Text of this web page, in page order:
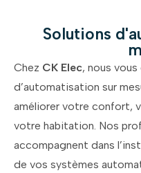
Solutions
Chez CK Elec, nous
d’automatisation sur
améliorer votre confort,
votre habitation. Nos
accompagnent dans
de vos systèmes